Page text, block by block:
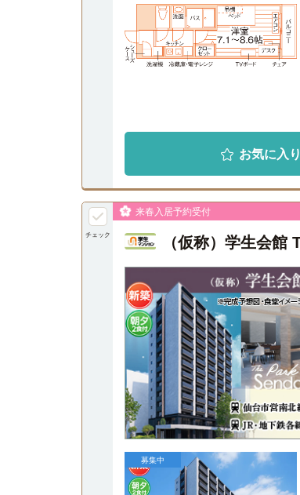
お気に入り
チェック
来春入居予約受付
（仮称）学生会館
募集中